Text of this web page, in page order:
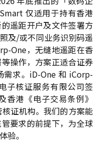
仅适用于持有香港
遥距开户及文件签署方
及/或不同业务识别码遥
One，无缝地遥距在香
操作，方案正适合证券
需求。iD-One 和 iCorp-
子核证服务有限公司签
香港《电子交易条例》
核证机构。我们的方案能
要求的前提下，为全球
验。